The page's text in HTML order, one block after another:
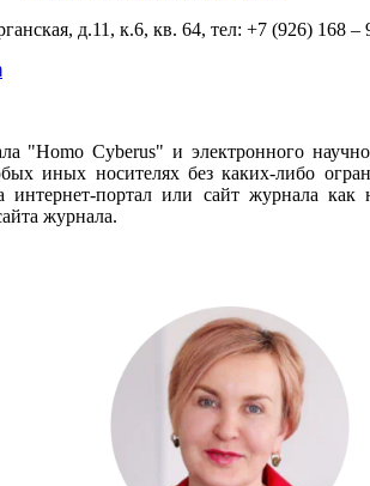
д.11, к.6, кв. 64, тел: +7 (926) 168 –
"Homo Cyberus" и электронного
иных носителях без каких-либо
портал или сайт журнала
журнала.